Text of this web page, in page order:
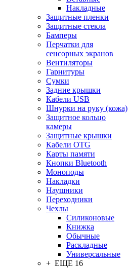
Накладные
Защитные пленки
Защитные стекла
Бамперы
Перчатки для
сенсорных экранов
Вентиляторы
Гарнитуры
Сумки
Задние крышки
Кабели USB
Шнурки на руку (кожа)
Защитное кольцо
камеры
Защитные крышки
Кабели OTG
Карты памяти
Кнопки Bluetooth
Моноподы
Накладки
Наушники
Переходники
Чехлы
Силиконовые
Книжка
Обычные
Раскладные
Универсальные
+ ЕЩЕ 16